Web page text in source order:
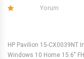
Yorum
HP Pavilion 15-CX0039NT
Windows 10 Home 15.6"